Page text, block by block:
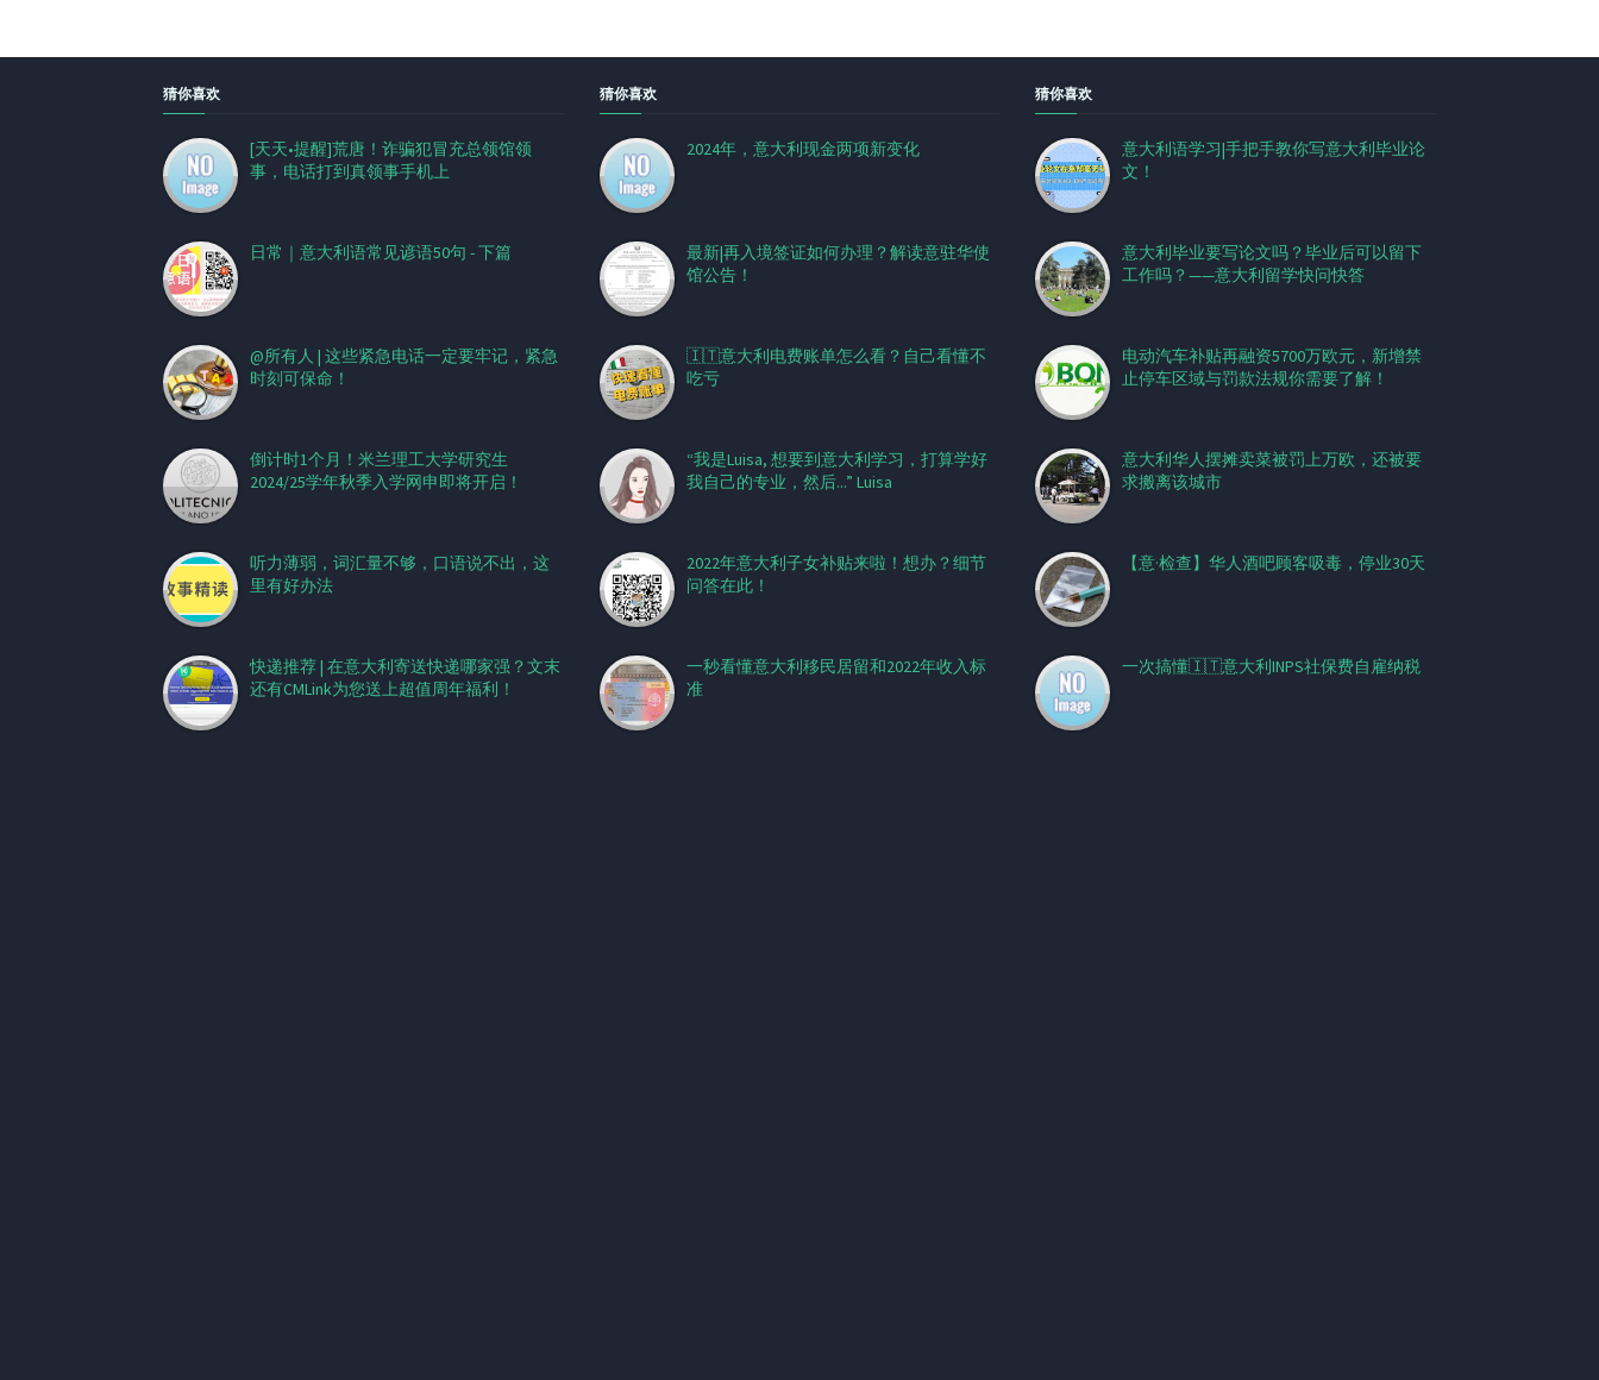
猜你喜欢
[天天•提醒]荒唐！诈骗犯冒充总领馆领
事，电话打到真领事手机上
日常｜意大利语常见谚语50句 - 下篇
@所有人 | 这些紧急电话一定要牢记，紧急
时刻可保命！
倒计时1个月！米兰理工大学研究生
2024/25学年秋季入学网申即将开启！
听力薄弱，词汇量不够，口语说不出，这
里有好办法
快递推荐 | 在意大利寄送快递哪家强？文末
还有CMLink为您送上超值周年福利！
猜你喜欢
2024年，意大利现金两项新变化
最新|再入境签证如何办理？解读意驻华使
馆公告！
🇮🇹意大利电费账单怎么看？自己看懂不
吃亏
“我是Luisa, 想要到意大利学习，打算学好
我自己的专业，然后...” Luisa
2022年意大利子女补贴来啦！想办？细节
问答在此！
一秒看懂意大利移民居留和2022年收入标
准
猜你喜欢
意大利语学习|手把手教你写意大利毕业论
文！
意大利毕业要写论文吗？毕业后可以留下
工作吗？——意大利留学快问快答
电动汽车补贴再融资5700万欧元，新增禁
止停车区域与罚款法规你需要了解！
意大利华人摆摊卖菜被罚上万欧，还被要
求搬离该城市
【意·检查】华人酒吧顾客吸毒，停业30天
一次搞懂🇮🇹意大利INPS社保费自雇纳税